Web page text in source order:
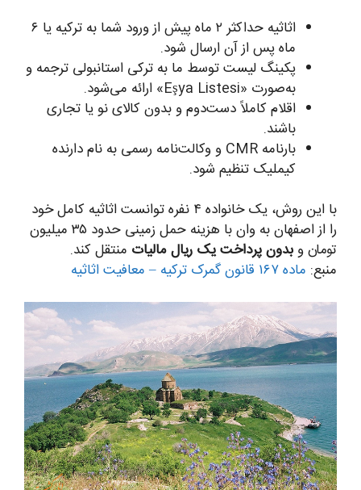
اثاثیه حداکثر ۲ ماه پیش از ورود شما به ترکیه یا ۶
ماه پس از آن ارسال شود.
پکینگ لیست توسط ما به ترکی استانبولی ترجمه و
به‌صورت «Eşya Listesi» ارائه می‌شود.
اقلام کاملاً دست‌دوم و بدون کالای نو یا تجاری
باشند.
بارنامه CMR و وکالت‌نامه رسمی به نام دارنده
کیملیک تنظیم شود.
با این روش، یک خانواده ۴ نفره توانست اثاثیه کامل خود
را از اصفهان به وان با هزینه حمل زمینی حدود ۳۵ میلیون
تومان وبدون پرداخت یک ریال مالیات منتقل کند.
منبع: ماده ۱۶۷ قانون گمرک ترکیه – معافیت اثاثیه